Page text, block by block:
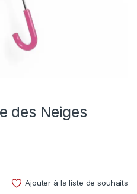
des Neiges
Ajouter à la liste de souhaits